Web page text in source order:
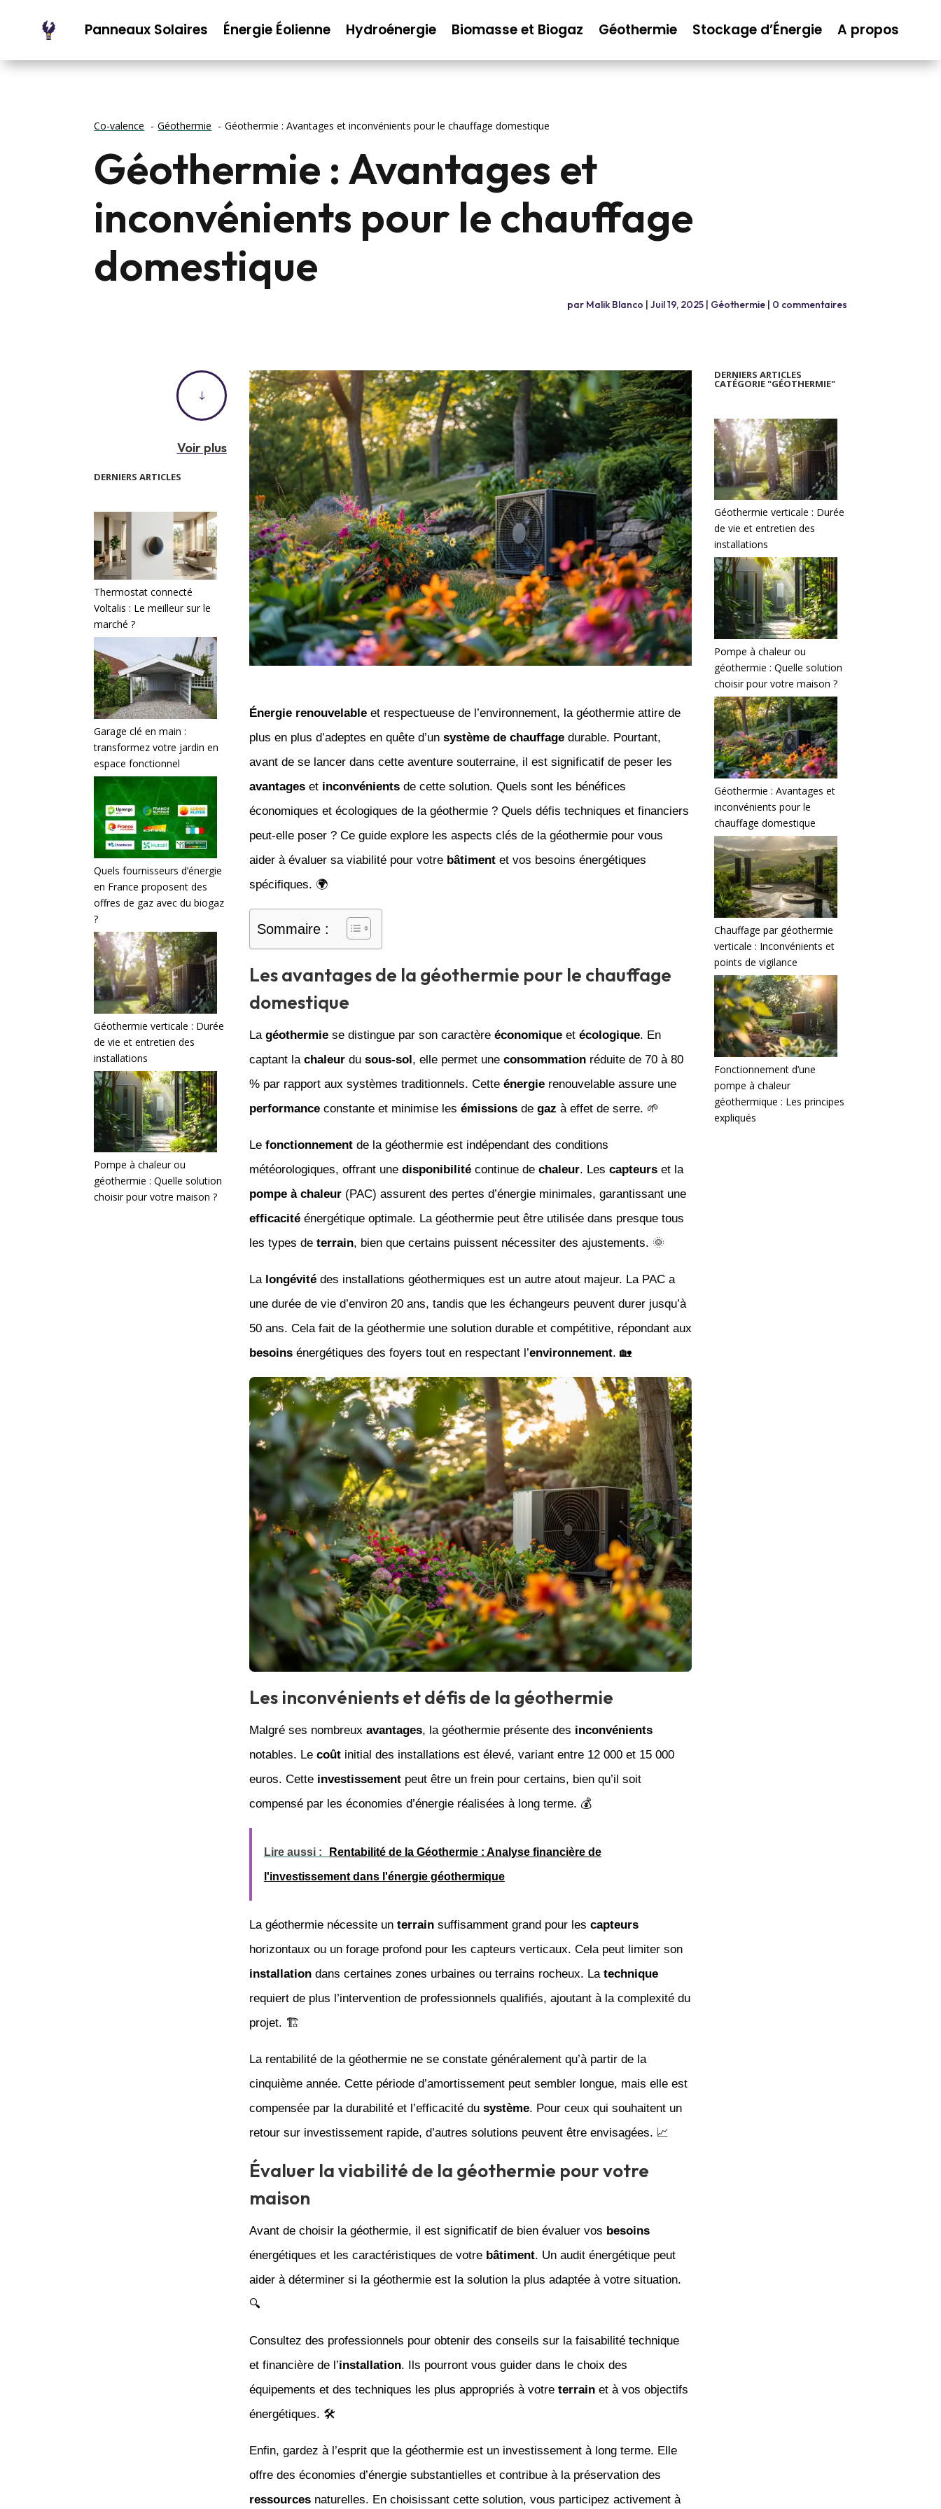
Panneaux Solaires Énergie Éolienne Hydroénergie Biomasse et Biogaz Géothermie Stockage d’Énergie A propos
Co-valence Géothermie Géothermie : Avantages et inconvénients pour le chauffage domestique
Géothermie : Avantages et
inconvénients pour le chauffage
domestique
par Malik Blanco | Juil 19, 2025| Géothermie| 0 commentaires
"
Voir plus
DERNIERS ARTICLES
Thermostat connecté
Voltalis : Le meilleur sur le
marché ?
Garage clé en main :
transformez votre jardin en
espace fonctionnel
Quels fournisseurs d’énergie
en France proposent des
offres de gaz avec du biogaz
?
Géothermie verticale : Durée
de vie et entretien des
installations
Pompe à chaleur ou
géothermie : Quelle solution
choisir pour votre maison ?
Énergie renouvelableet respectueuse de l’environnement, la géothermie attire de
plus en plus d’adeptes en quête d’un système de chauffagedurable. Pourtant,
avant de se lancer dans cette aventure souterraine, il est significatif de peser les
avantageset inconvénientsde cette solution. Quels sont les bénéfices
économiques et écologiques de la géothermie ? Quels défis techniques et financiers
peut-elle poser ? Ce guide explore les aspects clés de la géothermie pour vous
aider à évaluer sa viabilité pour votre bâtimentet vos besoins énergétiques
spécifiques. 🌍
Sommaire :
Les avantages de la géothermie pour le chauffage
domestique
La géothermiese distingue par son caractère économiqueet écologique. En
captant la chaleurdu sous-sol, elle permet une consommationréduite de 70 à 80
% par rapport aux systèmes traditionnels. Cette énergierenouvelable assure une
performanceconstante et minimise les émissionsde gaz à effet de serre. 🌱
Le fonctionnementde la géothermie est indépendant des conditions
météorologiques, offrant une disponibilitécontinue de chaleur. Les capteurset la
pompe à chaleur(PAC) assurent des pertes d’énergie minimales, garantissant une
efficacitéénergétique optimale. La géothermie peut être utilisée dans presque tous
les types de terrain, bien que certains puissent nécessiter des ajustements. 🌞
La longévitédes installations géothermiques est un autre atout majeur. La PAC a
une durée de vie d’environ 20 ans, tandis que les échangeurs peuvent durer jusqu’à
50 ans. Cela fait de la géothermie une solution durable et compétitive, répondant aux
besoinsénergétiques des foyers tout en respectant l’environnement. 🏡
Les inconvénients et défis de la géothermie
Malgré ses nombreux avantages, la géothermie présente des inconvénients
notables. Le coûtinitial des installations est élevé, variant entre 12 000 et 15 000
euros. Cette investissementpeut être un frein pour certains, bien qu’il soit
compensé par les économies d’énergie réalisées à long terme. 💰
Lire aussi : Rentabilité de la Géothermie : Analyse financière de
l'investissement dans l'énergie géothermique
La géothermie nécessite un terrainsuffisamment grand pour les capteurs
horizontaux ou un forage profond pour les capteurs verticaux. Cela peut limiter son
installationdans certaines zones urbaines ou terrains rocheux. La technique
requiert de plus l’intervention de professionnels qualifiés, ajoutant à la complexité du
projet. 🏗️
La rentabilité de la géothermie ne se constate généralement qu’à partir de la
cinquième année. Cette période d’amortissement peut sembler longue, mais elle est
compensée par la durabilité et l’efficacité du système. Pour ceux qui souhaitent un
retour sur investissement rapide, d’autres solutions peuvent être envisagées. 📈
Évaluer la viabilité de la géothermie pour votre
maison
Avant de choisir la géothermie, il est significatif de bien évaluer vos besoins
énergétiques et les caractéristiques de votre bâtiment. Un audit énergétique peut
aider à déterminer si la géothermie est la solution la plus adaptée à votre situation.
🔍
Consultez des professionnels pour obtenir des conseils sur la faisabilité technique
et financière de l’installation. Ils pourront vous guider dans le choix des
équipements et des techniques les plus appropriés à votre terrainet à vos objectifs
énergétiques. 🛠️
Enfin, gardez à l’esprit que la géothermie est un investissement à long terme. Elle
offre des économies d’énergie substantielles et contribue à la préservation des
ressourcesnaturelles. En choisissant cette solution, vous participez activement à
DERNIERS ARTICLES
CATÉGORIE "GÉOTHERMIE"
Géothermie verticale : Durée
de vie et entretien des
installations
Pompe à chaleur ou
géothermie : Quelle solution
choisir pour votre maison ?
Géothermie : Avantages et
inconvénients pour le
chauffage domestique
Chauffage par géothermie
verticale : Inconvénients et
points de vigilance
Fonctionnement d’une
pompe à chaleur
géothermique : Les principes
expliqués